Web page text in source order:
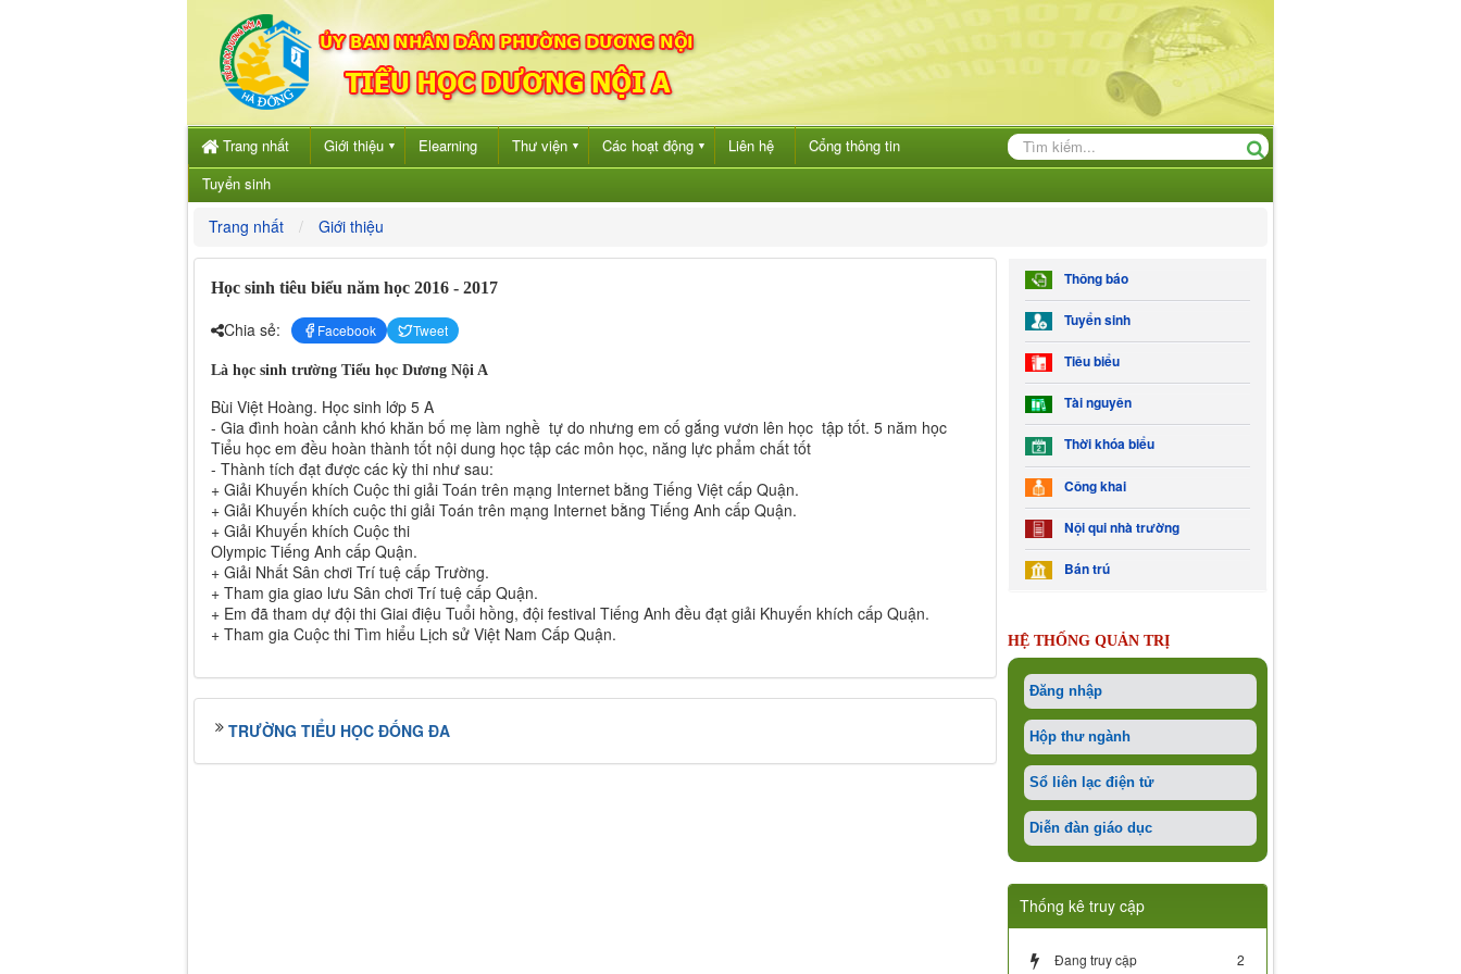
Trang nhất Giới thiệu ▼ Elearning Thư viện ▼ Các hoạt động ▼ Liên hệ
Cổng thông tin
Tuyển sinh
Trang nhất Giới thiệu
Học sinh tiêu biểu năm học 2016 - 2017
Chia sẻ: Facebook Tweet
Là học sinh trường Tiểu học Dương Nội A
Bùi Việt Hoàng. Học sinh lớp 5 A
- Gia đình hoàn cảnh khó khăn bố mẹ làm nghề tự do nhưng em cố gắng vươn lên học tập tốt. 5 năm học
Tiểu học em đều hoàn thành tốt nội dung học tập các môn học, năng lực phẩm chất tốt
- Thành tích đạt được các kỳ thi như sau:
+ Giải Khuyến khích Cuộc thi giải Toán trên mạng Internet bằng Tiếng Việt cấp Quận.
+ Giải Khuyến khích cuộc thi giải Toán trên mạng Internet bằng Tiếng Anh cấp Quận.
+ Giải Khuyến khích Cuộc thi
Olympic Tiếng Anh cấp Quận.
+ Giải Nhất Sân chơi Trí tuệ cấp Trường.
+ Tham gia giao lưu Sân chơi Trí tuệ cấp Quận.
+ Em đã tham dự đội thi Giai điệu Tuổi hồng, đội festival Tiếng Anh đều đạt giải Khuyến khích cấp Quận.
+ Tham gia Cuộc thi Tìm hiểu Lịch sử Việt Nam Cấp Quận.
TRƯỜNG TIỂU HỌC ĐỐNG ĐA
Thông báo
Tuyển sinh
Tiêu biểu
Tài nguyên
Thời khóa biểu
Công khai
Nội qui nhà trường
Bán trú
HỆ THỐNG QUẢN TRỊ
Đăng nhập
Hộp thư ngành
Sổ liên lạc điện tử
Diễn đàn giáo dục
Thống kê truy cập
Đang truy cập 2